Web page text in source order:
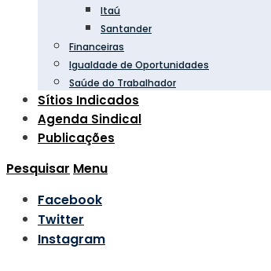
Itaú
Santander
Financeiras
Igualdade de Oportunidades
Saúde do Trabalhador
Sítios Indicados
Agenda Sindical
Publicações
Pesquisar Menu
Facebook
Twitter
Instagram